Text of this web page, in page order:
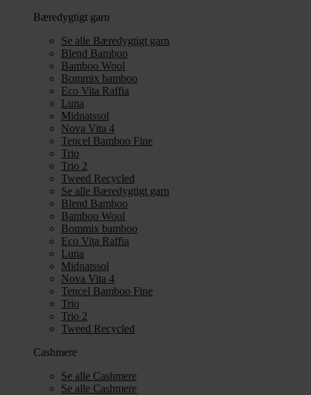
Bæredygtigt garn
Se alle Bæredygtigt garn
Blend Bamboo
Bamboo Wool
Bommix bamboo
Eco Vita Raffia
Luna
Midnatssol
Nova Vita 4
Tencel Bamboo Fine
Trio
Trio 2
Tweed Recycled
Se alle Bæredygtigt garn
Blend Bamboo
Bamboo Wool
Bommix bamboo
Eco Vita Raffia
Luna
Midnatssol
Nova Vita 4
Tencel Bamboo Fine
Trio
Trio 2
Tweed Recycled
Cashmere
Se alle Cashmere
Se alle Cashmere